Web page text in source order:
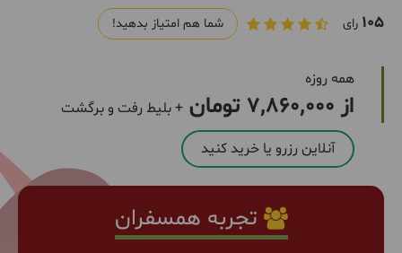
105 رای شما هم امتیاز بدهید!
همه روزه
از 7,860,000 تومان + بلیط رفت و برگشت
آنلاین رزرو یا خرید کنید
تجربه همسفران